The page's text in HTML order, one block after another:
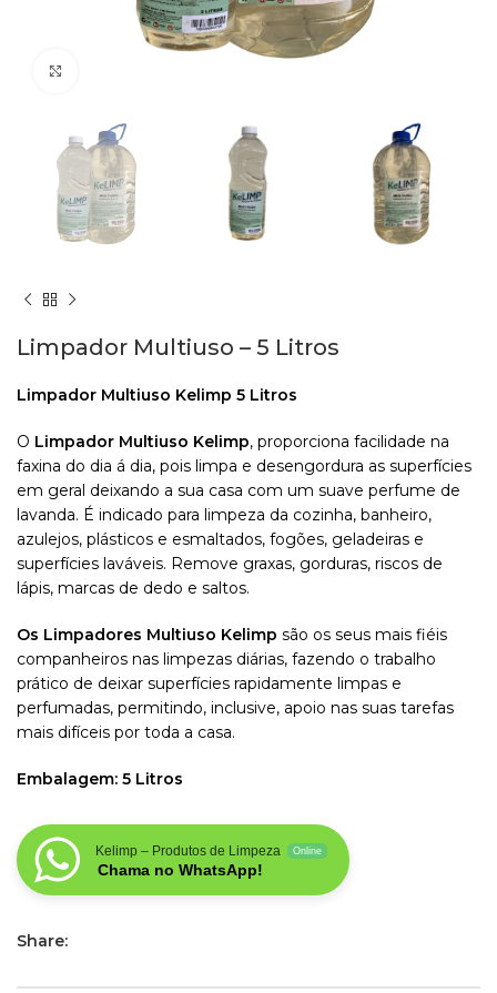
Limpador Multiuso – 5 Litros
Limpador Multiuso Kelimp 5 Litros
O Limpador Multiuso Kelimp, proporciona facilidade na
faxina do dia á dia, pois limpa e desengordura as superfícies
em geral deixando a sua casa com um suave perfume de
lavanda. É indicado para limpeza da cozinha, banheiro,
azulejos, plásticos e esmaltados, fogões, geladeiras e
superfícies laváveis. Remove graxas, gorduras, riscos de
lápis, marcas de dedo e saltos.
Os Limpadores Multiuso Kelimp são os seus mais fiéis
companheiros nas limpezas diárias, fazendo o trabalho
prático de deixar superfícies rapidamente limpas e
perfumadas, permitindo, inclusive, apoio nas suas tarefas
mais difíceis por toda a casa.
Embalagem: 5 Litros
Kelimp – Produtos de Limpeza Online
Chama no WhatsApp!
Share: